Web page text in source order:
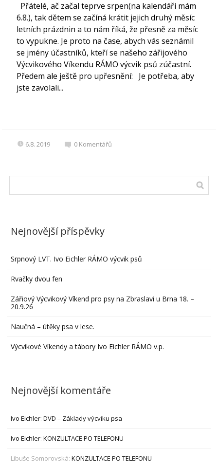
Přátelé, ač začal teprve srpen(na kalendáři mám
6.8.), tak dětem se začíná krátit jejich druhý měsíc
letních prázdnin a to nám říká, že přesně za měsíc
to vypukne. Je proto na čase, abych vás seznámil
se jmény účastníků, kteří se našeho zářijového
Výcvikového Víkendu RÁMO výcvik psů zúčastní.
Předem ale ještě pro upřesnění: Je potřeba, aby
jste zavolali...
6.8. 2019 0 Komentářů
Nejnovější příspěvky
Srpnový LVT. Ivo Eichler RÁMO výcvik psů
Rvačky dvou fen
Zářiový Výcvikový Víkend pro psy na Zbraslavi u Brna 18. –
20.9.26
Naučná – útěky psa v lese.
Výcvikové Víkendy a tábory Ivo Eichler RÁMO v.p.
Nejnovější komentáře
Ivo Eichler:DVD – Základy výcviku psa
Ivo Eichler:KONZULTACE PO TELEFONU
Libuše Somorovská:KONZULTACE PO TELEFONU